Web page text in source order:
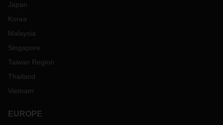
Japan
Korea
Malaysia
Singapore
Taiwan Region
Thailand
Vietnam
EUROPE